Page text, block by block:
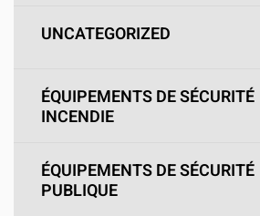
UNCATEGORIZED
ÉQUIPEMENTS DE SÉCURITÉ
INCENDIE
ÉQUIPEMENTS DE SÉCURITÉ
PUBLIQUE